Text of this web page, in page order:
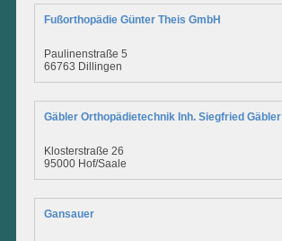
Fußorthopädie Günter Theis GmbH
Paulinenstraße 5
66763 Dillingen
Gäbler Orthopädietechnik Inh. Siegfried Gäbler
Klosterstraße 26
95000 Hof/Saale
Gansauer